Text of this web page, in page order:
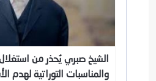
الشيخ صبري يُحذر من استغلال
والمناسبات التوراتية لهدم